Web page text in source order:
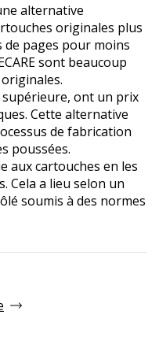
alternative
originales plus
de pages pour moins
sont beaucoup
ont un prix
Cette alternative
de fabrication
poussées.
aux cartouches en les
Cela a lieu selon un
soumis à des normes